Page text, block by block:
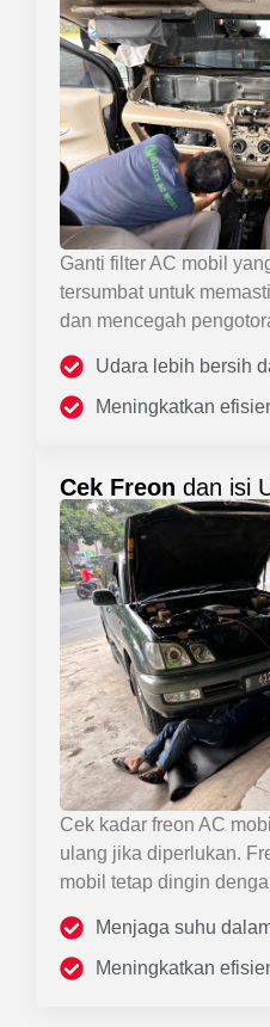
Ganti filter AC mobil
tersumbat untuk
dan mencegah
Udara lebih bersih
Meningkatkan
Cek Freon dan isi
Cek kadar freon AC
ulang jika diperlukan.
mobil tetap dingin
Menjaga suhu
Meningkatkan